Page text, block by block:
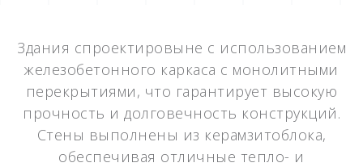
Здания спроектировыне с использованием
железобетонного каркаса с монолитными
перекрытиями, что гарантирует высокую
прочность и долговечность конструкций.
Стены выполнены из керамзитоблока,
обеспечивая отличные тепло- и